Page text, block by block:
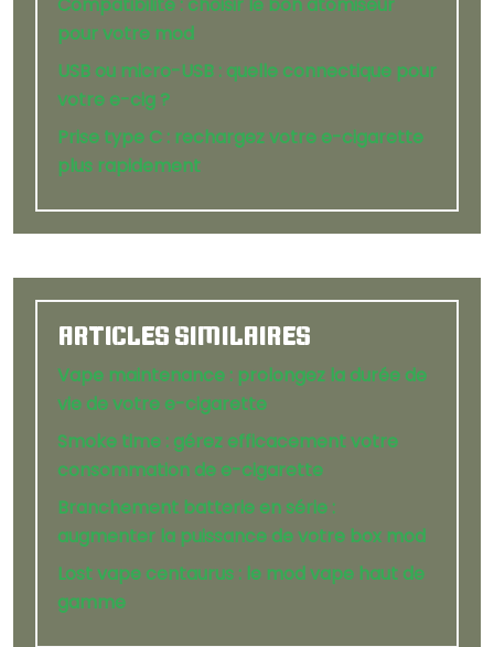
pour votre mod
USB ou micro-USB : quelle connectique pour
votre e-cig ?
Prise type C : rechargez votre e-cigarette
plus rapidement
ARTICLES SIMILAIRES
Vape maintenance : prolongez la durée de
vie de votre e-cigarette
Smoke time : gérez efficacement votre
consommation de e-cigarette
Branchement batterie en série :
augmenter la puissance de votre box mod
Lost vape centaurus : le mod vape haut de
gamme